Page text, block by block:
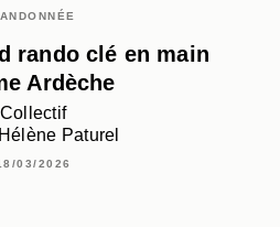
rando clé en main
Ardèche
Collectif
Paturel
03/2026